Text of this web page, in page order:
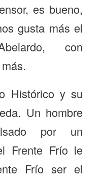
es bueno,
gusta más el
con
Histórico y su
Un hombre
por un
Frente Frío le
Frío ser el